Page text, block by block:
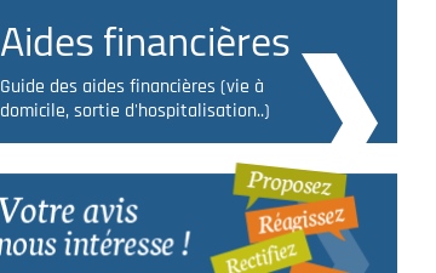
Aides financières
Guide des aides financières (vie à
domicile, sortie d'hospitalisation..)